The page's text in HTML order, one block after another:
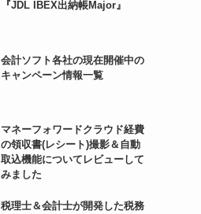
『JDL IBEX出納帳Major』
会計ソフト各社の現在開催中の
キャンペーン情報一覧
マネーフォワードクラウド経費
の領収書(レシート)撮影＆自動
取込機能についてレビューして
みました
税理士＆会計士が開発した税務